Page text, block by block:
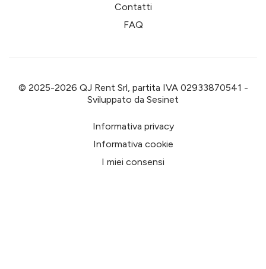
Contatti
FAQ
© 2025-2026 QJ Rent Srl, partita IVA 02933870541 -
Sviluppato da Sesinet
Informativa privacy
Informativa cookie
I miei consensi